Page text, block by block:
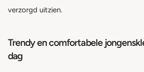
verzorgd uitzien.
Trendy en comfortabele
dag